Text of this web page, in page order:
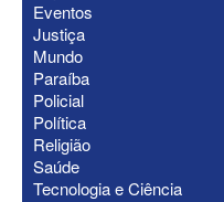
suplente
Eventos
Justiça
Mundo
Paraíba
Policial
Política
Religião
Saúde
Tecnologia e Ciência